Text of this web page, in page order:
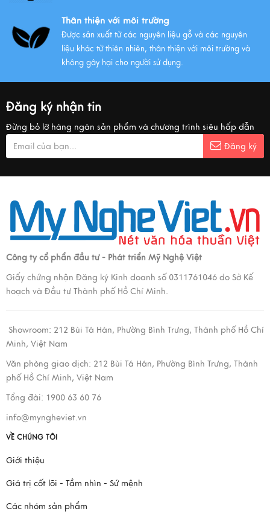
Thân thiện với môi trường
Được sản xuất từ các nguyên liệu gỗ và các nguyên
liệu khác từ thiên nhiên, thân thiện với môi trường và
không gây hại cho người sử dụng.
Đăng ký nhận tin
Đừng bỏ lỡ hàng ngàn sản phẩm và chương trình siêu hấp dẫn
Đăng ký
Công ty cổ phẩn đầu tư - Phát triển Mỹ Nghệ Việt
Giấy chứng nhận Đăng ký Kinh doanh số 0311761046 do Sở Kế
hoạch và Đầu tư Thành phố Hồ Chí Minh.
Showroom: 212 Bùi Tá Hán, Phường Bình Trưng, Thành phố Hồ Chí
Minh, Việt Nam
Văn phòng giao dịch: 212 Bùi Tá Hán, Phường Bình Trưng, Thành
phố Hồ Chí Minh, Việt Nam
Tổng đài: 1900 63 60 76
info@myngheviet.vn
VỀ CHÚNG TÔI
Giới thiệu
Giá trị cốt lõi - Tầm nhìn - Sứ mệnh
Các nhóm sản phẩm